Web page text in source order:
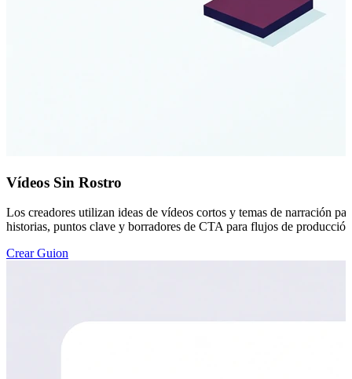
Vídeos Sin Rostro
Los creadores utilizan ideas de vídeos cortos y temas de narración
historias, puntos clave y borradores de CTA para flujos de
Crear Guion